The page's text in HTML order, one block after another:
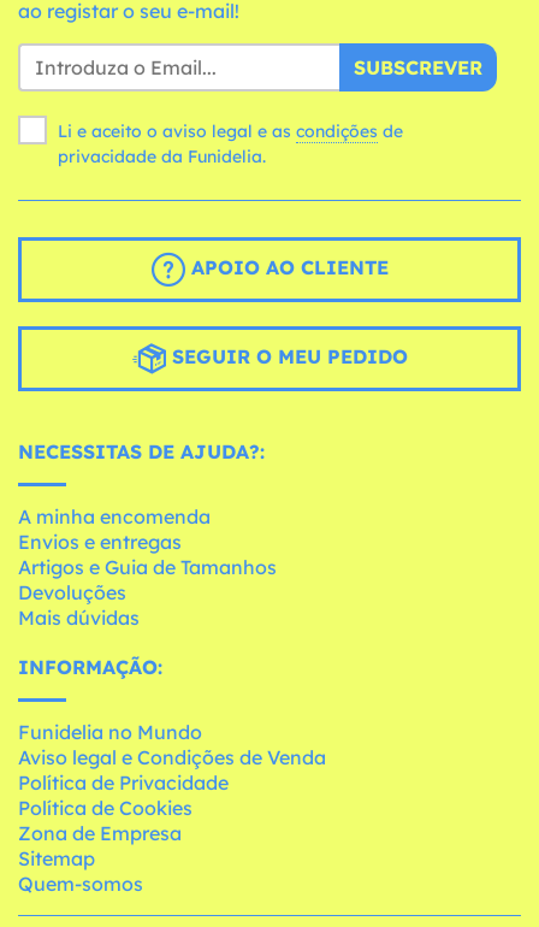
ao registar o seu e-mail!
SUBSCREVER
Li e aceito o aviso legal e as condições
privacidade da Funidelia.
APOIO AO CLIENTE
SEGUIR O MEU PEDIDO
NECESSITAS DE AJUDA?:
A minha encomenda
Envios e entregas
Artigos e Guia de Tamanhos
Devoluções
Mais dúvidas
INFORMAÇÃO:
Funidelia no Mundo
Aviso legal e Condições de Venda
Política de Privacidade
Política de Cookies
Zona de Empresa
Sitemap
Quem-somos